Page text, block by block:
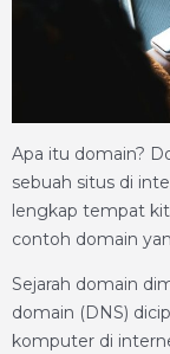
Apa itu domain?
sebuah situs di
lengkap tempat
contoh domain
Sejarah domain
domain (DNS)
komputer di